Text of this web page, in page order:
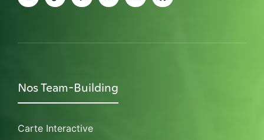
Nos Team-Building
Carte Interactive